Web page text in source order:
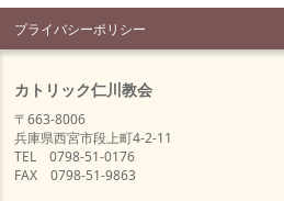
プライバシーポリシー
カトリック仁川教会
〒663-8006
兵庫県西宮市段上町4-2-11
TEL 0798-51-0176
FAX 0798-51-9863